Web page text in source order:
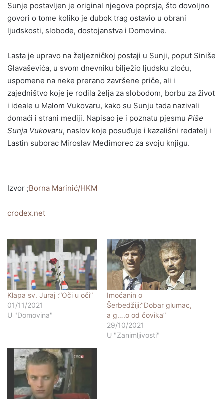
Sunje postavljen je original njegova poprsja, što dovoljno
govori o tome koliko je dubok trag ostavio u obrani
ljudskosti, slobode, dostojanstva i Domovine.
Lasta je upravo na željezničkoj postaji u Sunji, poput Siniše
Glavaševića, u svom dnevniku bilježio ljudsku zloću,
uspomene na neke prerano završene priče, ali i
zajedništvo koje je rodila želja za slobodom, borbu za život
i ideale u Malom Vukovaru, kako su Sunju tada nazivali
domaći i strani mediji. Napisao je i poznatu pjesmu Piše
Sunja Vukovaru, naslov koje posuđuje i kazališni redatelj i
Lastin suborac Miroslav Međimorec za svoju knjigu.
Izvor ;Borna Marinić/HKM
crodex.net
Klapa sv. Juraj :”Oči u oči”
01/11/2021
U "Domovina"
Imoćanin o
Šerbedžiji:‘’Dobar glumac,
a g….o od čovika”
29/10/2021
U "Zanimljivosti"